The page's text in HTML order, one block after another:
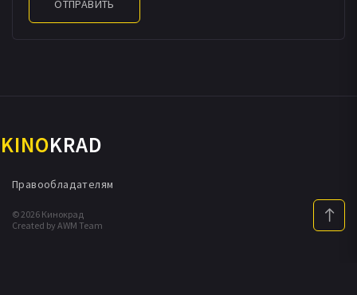
ОТПРАВИТЬ
KINOKRAD
© 2026 Кинокрад
Created by AWM Team
Правообладателям